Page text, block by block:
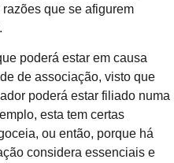
que se afigurem
poderá estar em causa
de associação, visto que
poderá estar filiado numa
esta tem certas
ou então, porque há
considera essenciais e